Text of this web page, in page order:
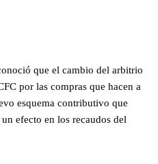
que el cambio del arbitrio
por las compras que hacen a
esquema contributivo que
efecto en los recaudos del